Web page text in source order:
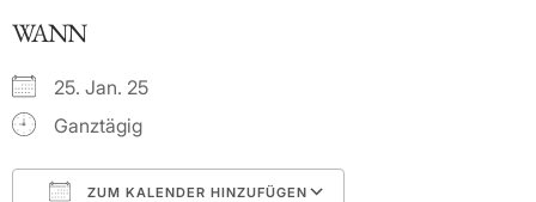
WANN
25. Jan. 25
Ganztägig
ZUM KALENDER HINZUFÜGEN